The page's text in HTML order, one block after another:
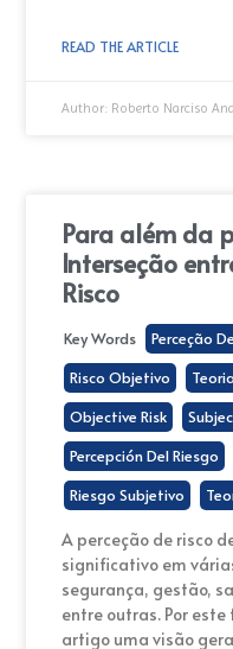
READ THE ARTICLE
Author: Roberto Narciso
Para além da
Interseção
Risco
Key Words Perceção
Risco Objetivo
Objective Risk
Percepción Del Riesgo
Riesgo Subjetivo
A perceção de risco
significativo em
segurança, gestão,
entre outras. Por
artigo uma visão